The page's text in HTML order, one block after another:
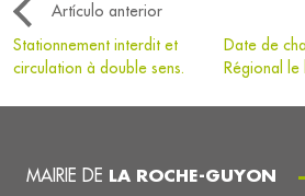
Artículo anterior
Stationnement interdit et
circulation à double sens.
Date de
Régional
MAIRIE DE LA ROCHE-GUYON